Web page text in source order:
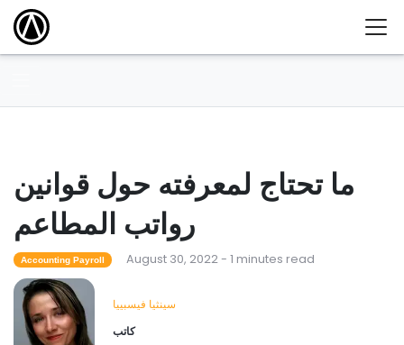
ما تحتاج لمعرفته حول قوانين
رواتب المطاعم
Accounting Payroll August 30, 2022 - 1 minutes read
سينثيا فيسبييا
كاتب